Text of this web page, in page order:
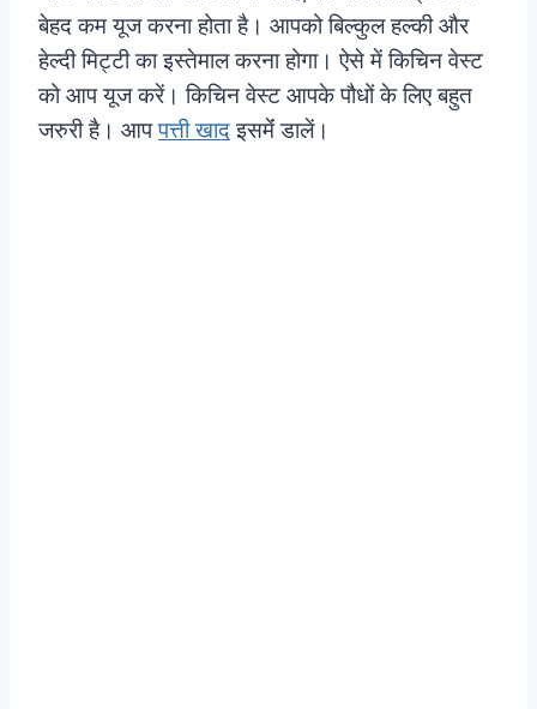
बेहद कम यूज करना होता है। आपको बिल्कुल हल्की और
हेल्दी मिट्टी का इस्तेमाल करना होगा। ऐसे में किचिन वेस्ट
को आप यूज करें। किचिन वेस्ट आपके पौधों के लिए बहुत
जरुरी है। आपपत्ती खादइसमेंं डालें।